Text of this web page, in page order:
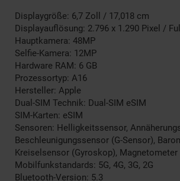
Displaygröße: 6,7 Zoll / 17,018 cm
Displayauflösung: 2.796 x 1.290 Pixel /
Hauptkamera: 48MP
Selfie-Kamera: 12MP
Hardware RAM: 6 GB
Prozessortyp: A16
Hersteller: Apple
Dual-SIM Technik: Dual-SIM eSIM
SIM-Karten: eSIM
Sensoren: Helligkeitssensor,
Beschleunigungssensor (G-Sensor),
Kreiselsensor (Gyroskop), Magnetometer
Mobilfunkstandards: 5G, 4G, 3G, 2G
Bluetooth-Version: 5.3